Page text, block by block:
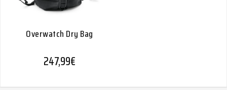
Overwatch Dry Bag
247,99€